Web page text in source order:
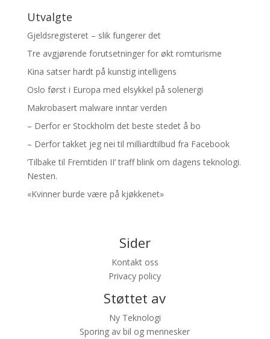
Utvalgte
Gjeldsregisteret – slik fungerer det
Tre avgjørende forutsetninger for økt romturisme
Kina satser hardt på kunstig intelligens
Oslo først i Europa med elsykkel på solenergi
Makrobasert malware inntar verden
– Derfor er Stockholm det beste stedet å bo
– Derfor takket jeg nei til milliardtilbud fra Facebook
’Tilbake til Fremtiden II’ traff blink om dagens teknologi.
Nesten.
«Kvinner burde være på kjøkkenet»
Sider
Kontakt oss
Privacy policy
Støttet av
Ny Teknologi
Sporing av bil og mennesker